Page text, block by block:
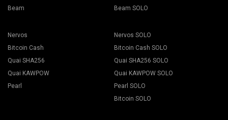
Beam
Beam SOLO
Nervos
Bitcoin Cash
Quai SHA256
Quai KAWPOW
Pearl
Nervos SOLO
Bitcoin Cash SOLO
Quai SHA256 SOLO
Quai KAWPOW SOLO
Pearl SOLO
Bitcoin SOLO